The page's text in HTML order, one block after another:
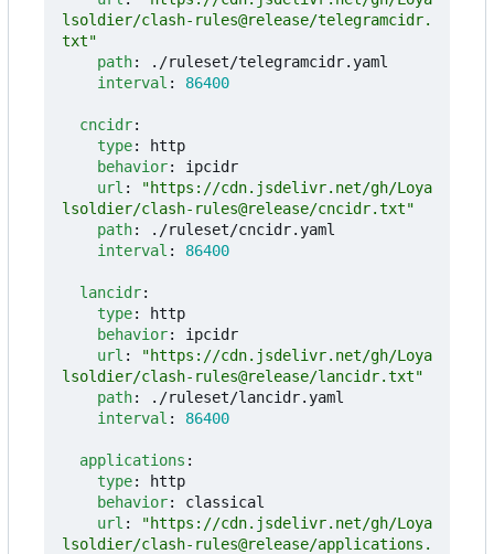
lsoldier/clash-rules@release/telegramcidr.
txt"
path:
./ruleset/telegramcidr.yaml
interval : 86400
cncidr:
type:
http
behavior:
ipcidr
url :
"https://cdn.jsdelivr.net/gh/Loya
lsoldier/clash-rules@release/cncidr.txt"
path:
./ruleset/cncidr.yaml
interval : 86400
lancidr:
type:
http
behavior:
ipcidr
url :
"https://cdn.jsdelivr.net/gh/Loya
lsoldier/clash-rules@release/lancidr.txt"
path:
./ruleset/lancidr.yaml
interval : 86400
applications :
type:
http
behavior:
classical
url :
"https://cdn.jsdelivr.net/gh/Loya
lsoldier/clash-rules@release/applications.